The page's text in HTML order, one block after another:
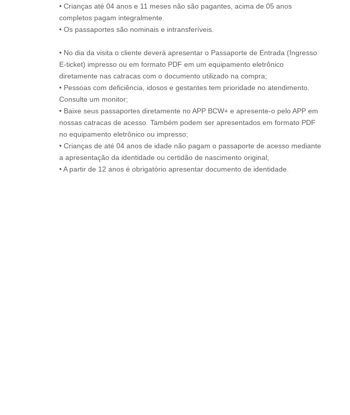
• Crianças até 04 anos e 11 meses não são pagantes, acima de 05 anos
completos pagam integralmente.
• No dia da visita o cliente deverá apresentar o Passaporte de Entrada (Ingresso
E-ticket) impresso ou em formato PDF em um equipamento eletrônico
diretamente nas catracas com o documento utilizado na compra;
• Pessoas com deficiência, idosos e gestantes tem prioridade no atendimento.
Consulte um monitor;
• Baixe seus passaportes diretamente no APP BCW+ e apresente-o pelo APP em
nossas catracas de acesso. Também podem ser apresentados em formato PDF
no equipamento eletrônico ou impresso;
• Crianças de até 04 anos de idade não pagam o passaporte de acesso mediante
a apresentação da identidade ou certidão de nascimento original;